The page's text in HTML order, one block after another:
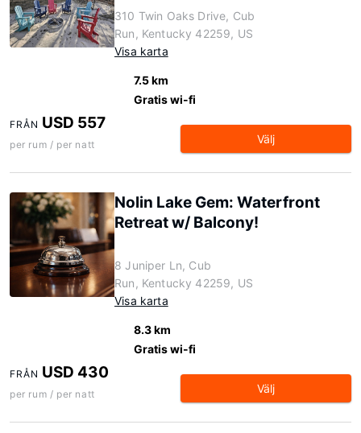
310 Twin Oaks Drive, Cub
Run, Kentucky 42259, US
Visa karta
7.5 km
Gratis wi-fi
FRÅN USD 557
per rum / per natt Välj
Nolin Lake Gem: Waterfront
Retreat w/ Balcony!
8 Juniper Ln, Cub
Run, Kentucky 42259, US
Visa karta
8.3 km
Gratis wi-fi
FRÅN USD 430
per rum / per natt Välj